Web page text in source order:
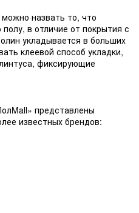
назвать то, что
в отличие от покрытия с
укладывается в больших
клеевой способ укладки,
фиксирующие
представлены
известных брендов: